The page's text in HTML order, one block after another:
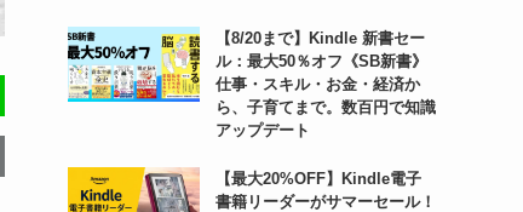
【8/20まで】Kindle 新書セー
ル：最大50％オフ《SB新書》
仕事・スキル・お金・経済か
ら、子育てまで。数百円で知識
アップデート
【最大20%OFF】Kindle電子
書籍リーダーがサマーセール！